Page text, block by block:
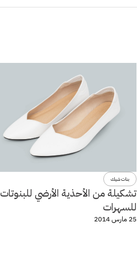
بنات شيك
تشكيلة من الأحذية الأرضي للبنوتات
للسهرات
25 مارس 2014